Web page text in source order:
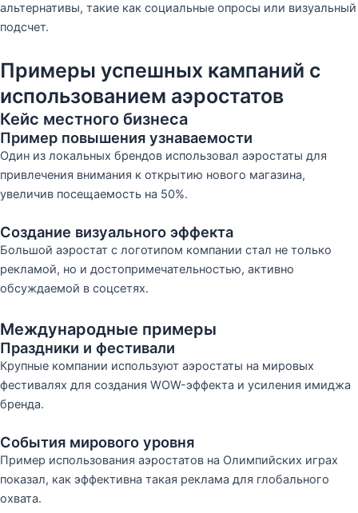
альтернативы, такие как социальные опросы или визуальный
подсчет.
Примеры успешных кампаний с
использованием аэростатов
Кейс местного бизнеса
Пример повышения узнаваемости
Один из локальных брендов использовал аэростаты для
привлечения внимания к открытию нового магазина,
увеличив посещаемость на 50%.
Создание визуального эффекта
Большой аэростат с логотипом компании стал не только
рекламой, но и достопримечательностью, активно
обсуждаемой в соцсетях.
Международные примеры
Праздники и фестивали
Крупные компании используют аэростаты на мировых
фестивалях для создания WOW-эффекта и усиления имиджа
бренда.
События мирового уровня
Пример использования аэростатов на Олимпийских играх
показал, как эффективна такая реклама для глобального
охвата.